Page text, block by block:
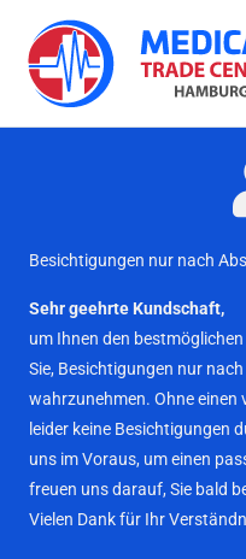
Inhalt
springen
Besichtigungen nur nach
Sehr geehrte Kundschaft,
um Ihnen den
Sie, Besichtigungen nur
wahrzunehmen. Ohne einen
leider keine Besichtigungen
uns im Voraus, um einen
freuen uns darauf, Sie bald
Vielen Dank für Ihr